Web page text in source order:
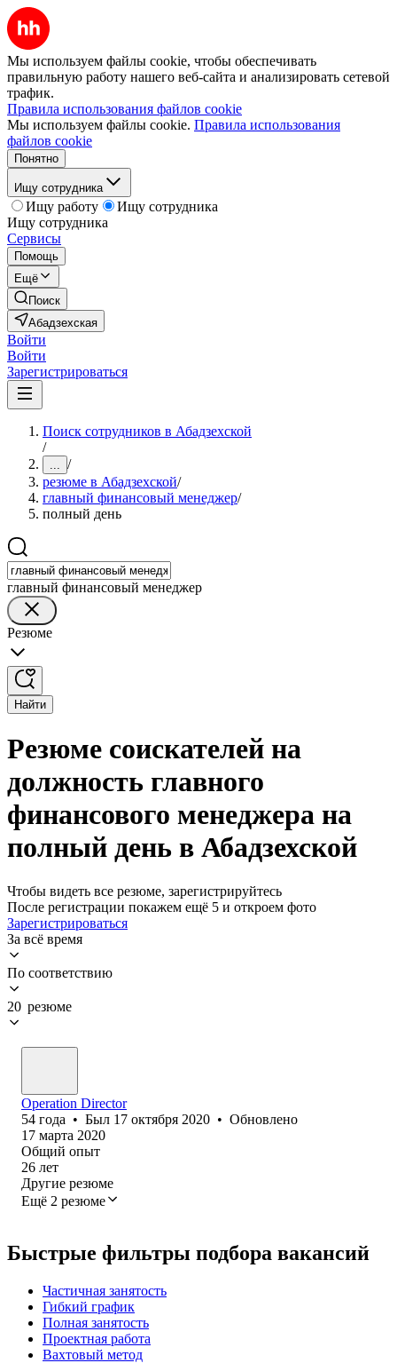
Мы используем файлы cookie, чтобы обеспечивать
правильную работу нашего веб-сайта и анализировать сетевой
трафик.
Правила использования файлов cookie
Мы используем файлы cookie. Правила использования
файлов cookie
Понятно
Ищу сотрудника
Ищу работу
Ищу сотрудника
Ищу сотрудника
Сервисы
Помощь
Ещё
Поиск
Абадзехская
Войти
Войти
Зарегистрироваться
Поиск сотрудников в Абадзехской
/
... /
резюме в Абадзехской/
главный финансовый менеджер/
полный день
главный финансовый менеджер
Резюме
Найти
Резюме соискателей на
должность главного
финансового менеджера на
полный день в Абадзехской
Чтобы видеть все резюме, зарегистрируйтесь
После регистрации покажем ещё 5 и откроем фото
Зарегистрироваться
За всё время
По соответствию
20 резюме
Operation Director
54 года • Был 17 октября 2020 • Обновлено
17 марта 2020
Общий опыт
26 лет
Другие резюме
Ещё 2 резюме
Быстрые фильтры подбора вакансий
Частичная занятость
Гибкий график
Полная занятость
Проектная работа
Вахтовый метод